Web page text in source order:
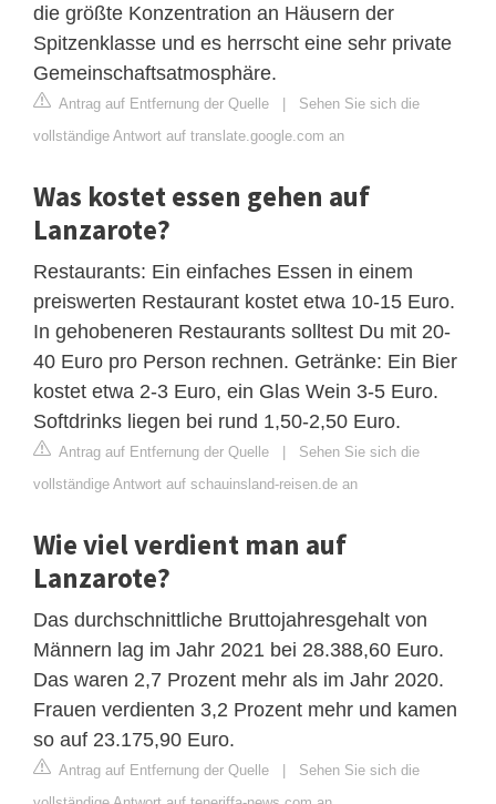
die größte Konzentration an Häusern der
Spitzenklasse und es herrscht eine sehr private
Gemeinschaftsatmosphäre.
Antrag auf Entfernung der Quelle | Sehen Sie sich die
vollständige Antwort auf translate.google.com an
Was kostet essen gehen auf
Lanzarote?
Restaurants: Ein einfaches Essen in einem
preiswerten Restaurant kostet etwa 10-15 Euro.
In gehobeneren Restaurants solltest Du mit 20-
40 Euro pro Person rechnen. Getränke: Ein Bier
kostet etwa 2-3 Euro, ein Glas Wein 3-5 Euro.
Softdrinks liegen bei rund 1,50-2,50 Euro.
Antrag auf Entfernung der Quelle | Sehen Sie sich die
vollständige Antwort auf schauinsland-reisen.de an
Wie viel verdient man auf
Lanzarote?
Das durchschnittliche Bruttojahresgehalt von
Männern lag im Jahr 2021 bei 28.388,60 Euro.
Das waren 2,7 Prozent mehr als im Jahr 2020.
Frauen verdienten 3,2 Prozent mehr und kamen
so auf 23.175,90 Euro.
Antrag auf Entfernung der Quelle | Sehen Sie sich die